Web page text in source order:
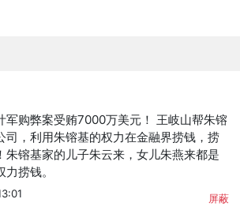
军购弊案受贿7000万美元！ 王岐山帮朱镕
司，利用朱镕基的权力在金融界捞钱，捞
朱镕基家的儿子朱云来，女儿朱燕来都是
捞钱。
屏蔽